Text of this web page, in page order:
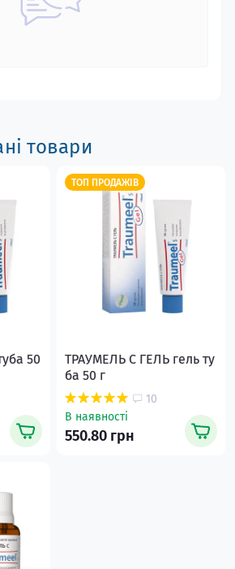
товари
50
ТОП ПРОДАЖІВ
ТРАУМЕЛЬ С ГЕЛЬ гель ту
ба 50 г
10
В наявності
550.80 грн